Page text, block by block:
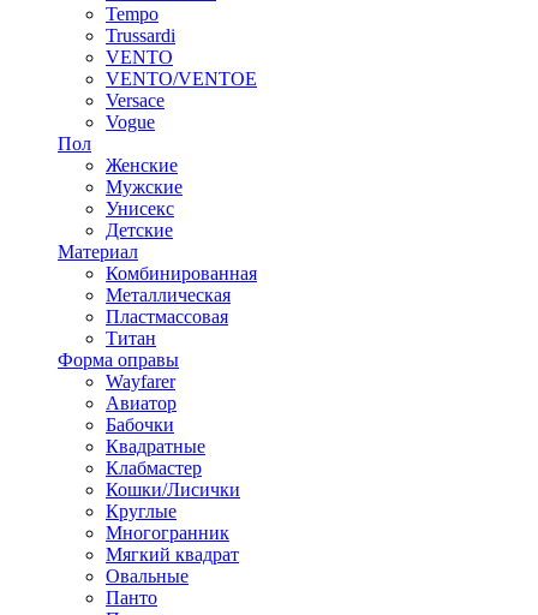
Tempo
Trussardi
VENTO
VENTO/VENTOE
Versace
Vogue
Пол
Женские
Мужские
Унисекс
Детские
Материал
Комбинированная
Металлическая
Пластмассовая
Титан
Форма оправы
Wayfarer
Авиатор
Бабочки
Квадратные
Клабмастер
Кошки/Лисички
Круглые
Многогранник
Мягкий квадрат
Овальные
Панто